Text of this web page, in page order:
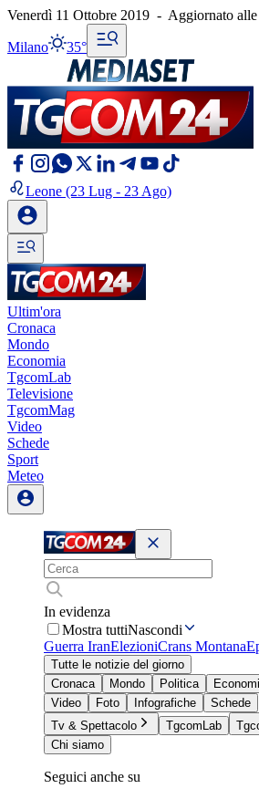
Venerdì 11 Ottobre 2019 - Aggiornato alle
Milano 35°
Leone (23 Lug - 23 Ago)
Ultim'ora
Cronaca
Mondo
Economia
TgcomLab
Televisione
TgcomMag
Video
Schede
Sport
Meteo
In evidenza
Mostra tuttiNascondi
Guerra IranElezioniCrans Montana
Tutte le notizie del giorno
Cronaca
Mondo Politica
Video
Foto Infografiche
Schede
Tv & Spettacolo
TgcomLab
Chi siamo
Seguici anche su